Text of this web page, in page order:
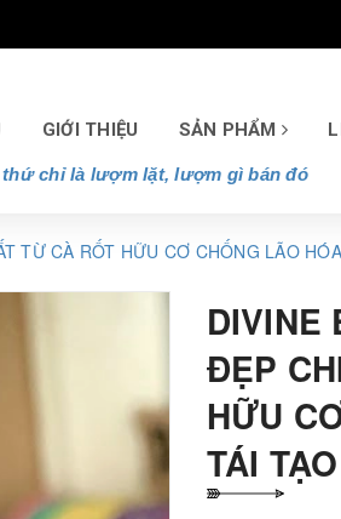
GIỚI THIỆU SẢN PHẨM
chỉ là lượm lặt, lượm gì bán đó
TỪ CÀ RỐT HỮU CƠ CHỐNG LÃO
DIVINE
ĐẸP
HỮU
TÁI